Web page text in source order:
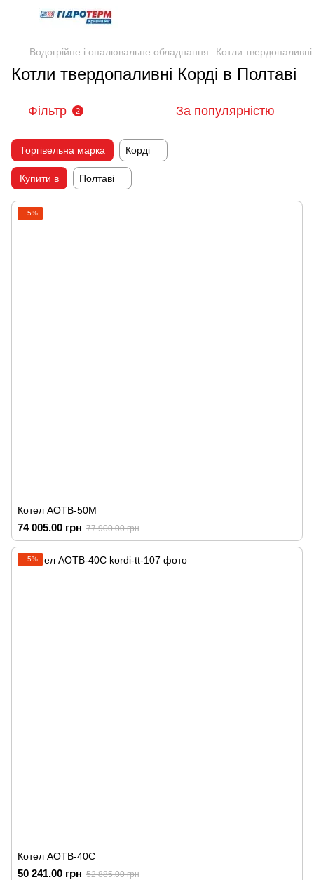
Водогрійне і опалювальне обладнання Котли твердопаливні
Котли твердопаливні Корді в Полтаві
Фільтр 2 За популярністю
Торгівельна марка Корді
Купити в Полтаві
−5%
Котел АОТВ-50М
74 005.00 грн 77 900.00 грн
−5%
Котел АОТВ-40С
50 241.00 грн 52 885.00 грн